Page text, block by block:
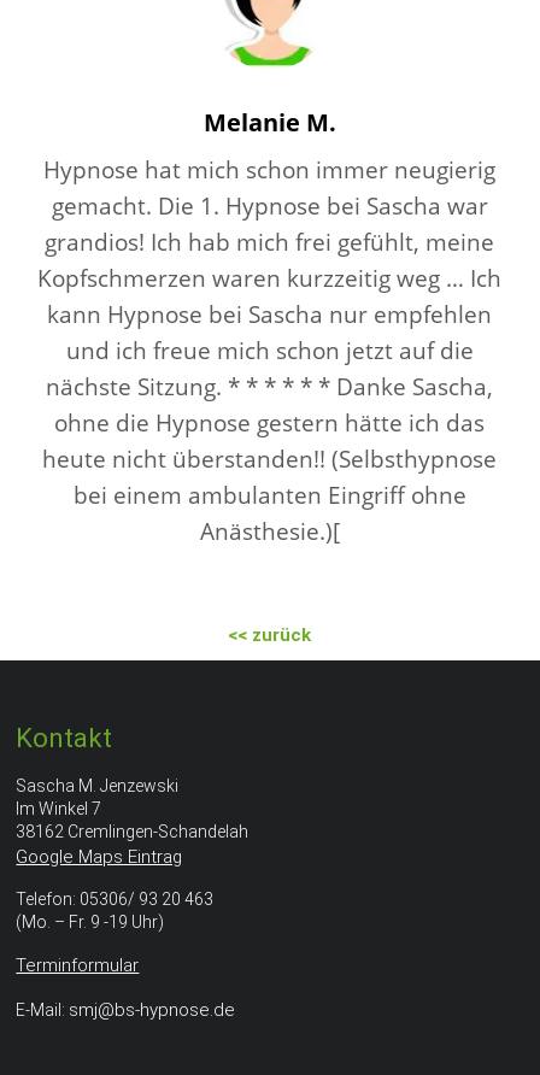
Melanie M.
Hypnose hat mich schon immer neugierig
gemacht. Die 1. Hypnose bei Sascha war
grandios! Ich hab mich frei gefühlt, meine
Kopfschmerzen waren kurzzeitig weg … Ich
kann Hypnose bei Sascha nur empfehlen
und ich freue mich schon jetzt auf die
nächste Sitzung. * * * * * * Danke Sascha,
ohne die Hypnose gestern hätte ich das
heute nicht überstanden!! (Selbsthypnose
bei einem ambulanten Eingriff ohne
Anästhesie.)[
<< zurück
Kontakt
Sascha M. Jenzewski
Im Winkel 7
38162 Cremlingen-Schandelah
Google Maps Eintrag
Telefon: 05306/ 93 20 463
(Mo. – Fr. 9 -19 Uhr)
Terminformular
E-Mail: smj@bs-hypnose.de